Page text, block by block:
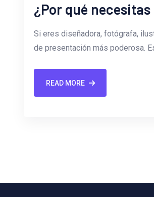
¿Por qué
Si eres diseñadora, fotógrafa,
de presentación más poderosa.
READ MORE